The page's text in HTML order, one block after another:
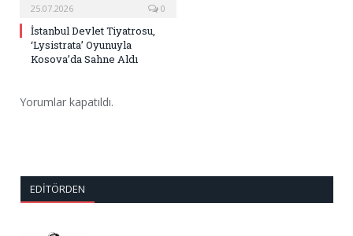
25.07.2026 0
İstanbul Devlet Tiyatrosu,
‘Lysistrata’ Oyunuyla
Kosova’da Sahne Aldı
Yorumlar kapatıldı.
EDITÖRDEN